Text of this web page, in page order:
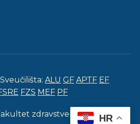
ALU GF APTF EF
FZS MEF PF
zdravstvenih studija.
HR